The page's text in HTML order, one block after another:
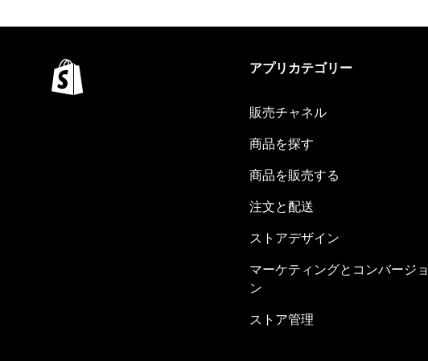
アプリカテゴリー
販売チャネル
商品を探す
商品を販売する
注文と配送
ストアデザイン
マーケティングとコンバージョ
ン
ストア管理